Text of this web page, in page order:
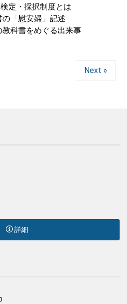
定・採択制度とは
の「慰安婦」記述
科書をめぐる出来事
Next »
詳細